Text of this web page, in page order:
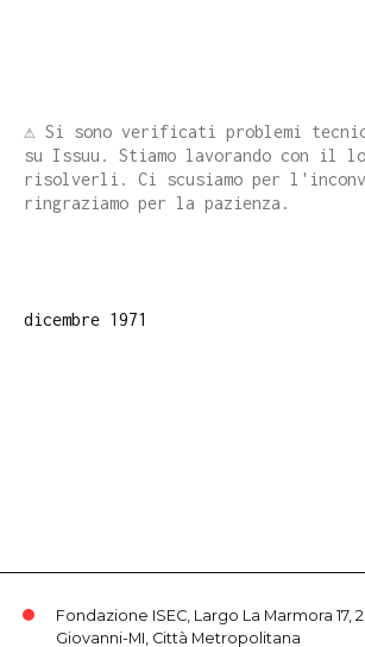
⚠️ Si sono verificati problemi
su Issuu. Stiamo lavorando con il
risolverli. Ci scusiamo per
ringraziamo per la pazienza.
dicembre 1971
Fondazione ISEC, Largo La Marmora 17,
Giovanni-MI, Città Metropolitana